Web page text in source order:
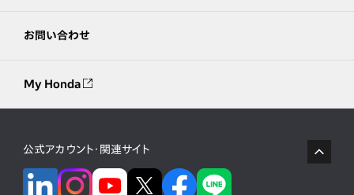
お問い合わせ
My Honda
公式アカウント・関連サイト